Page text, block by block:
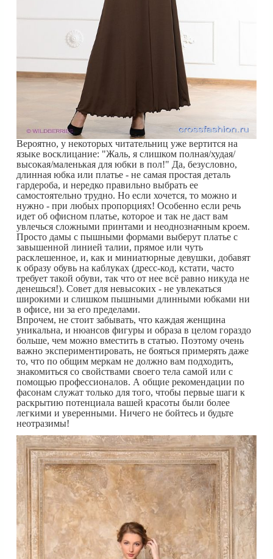
Вероятно, у некоторых читательниц уже вертится на
языке восклицание: "Жаль, я слишком полная/худая/
высокая/маленькая для юбки в пол!" Да, безусловно,
длинная юбка или платье - не самая простая деталь
гардероба, и нередко правильно выбрать ее
самостоятельно трудно. Но если хочется, то можно и
нужно - при любых пропорциях! Особенно если речь
идет об офисном платье, которое и так не даст вам
увлечься сложными принтами и неоднозначным кроем.
Просто дамы с пышными формами выберут платье с
завышенной линией талии, прямое или чуть
расклешенное, и, как и миниатюрные девушки, добавят
к образу обувь на каблуках (дресс-код, кстати, часто
требует такой обуви, так что от нее всё равно никуда не
денешься!). Совет для невысоких - не увлекаться
широкими и слишком пышными длинными юбками ни
в офисе, ни за его пределами.
Впрочем, не стоит забывать, что каждая женщина
уникальна, и нюансов фигуры и образа в целом гораздо
больше, чем можно вместить в статью. Поэтому очень
важно экспериментировать, не бояться примерять даже
то, что по общим меркам не должно вам подходить,
знакомиться со свойствами своего тела самой или с
помощью профессионалов. А общие рекомендации по
фасонам служат только для того, чтобы первые шаги к
раскрытию потенциала вашей красоты были более
легкими и уверенными. Ничего не бойтесь и будьте
неотразимы!